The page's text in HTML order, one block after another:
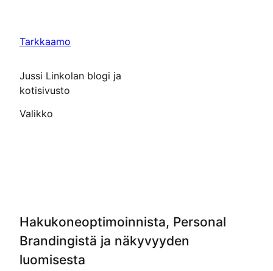
Tarkkaamo
Jussi Linkolan blogi ja
kotisivusto
Valikko
Hakukoneoptimoinnista, Personal
Brandingistä ja näkyvyyden
luomisesta